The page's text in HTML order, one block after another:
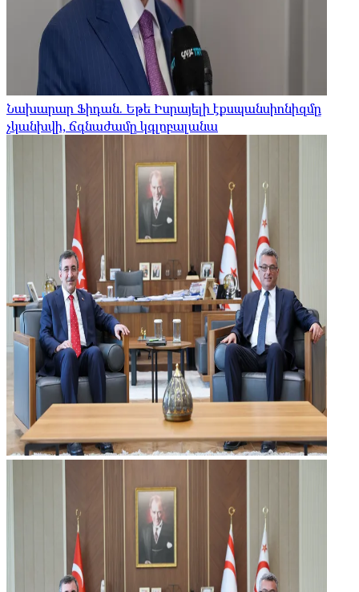
Նախարար Ֆիդան. Եթե Իսրայելի էքսպանսիոնիզմը
չկանխվի, ճգնաժամը կգլոբալանա